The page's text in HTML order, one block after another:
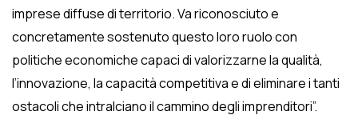
imprese diffuse di territorio. Va riconosciuto e
concretamente sostenuto questo loro ruolo con
politiche economiche capaci di valorizzarne la qualità,
l’innovazione, la capacità competitiva e di eliminare i tanti
ostacoli che intralciano il cammino degli imprenditori”.